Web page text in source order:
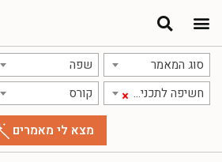
סוג המאמר שפה
× חשיפה לתכנים חזותיים קורס